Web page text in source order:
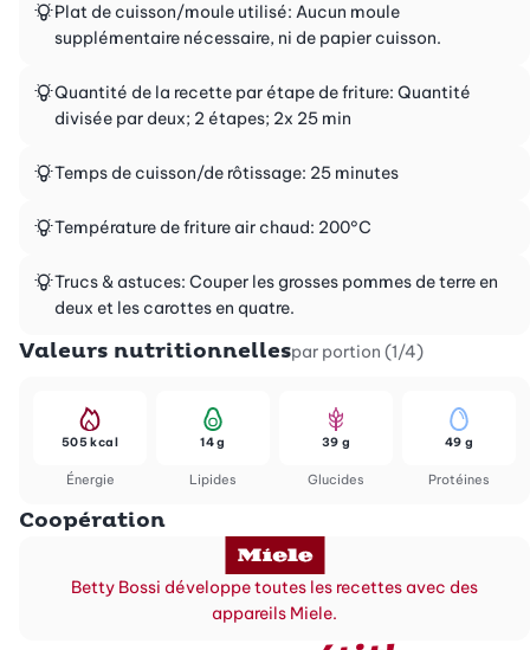
Plat de cuisson/moule utilisé: Aucun moule
supplémentaire nécessaire, ni de papier cuisson.
Quantité de la recette par étape de friture: Quantité
divisée par deux; 2 étapes; 2x 25 min
Temps de cuisson/de rôtissage: 25 minutes
Température de friture air chaud: 200°C
Trucs & astuces: Couper les grosses pommes de terre en
deux et les carottes en quatre.
Valeurs nutritionnellespar portion (1/4)
Énergie
505 kcal
Lipides
14 g
Glucides
39 g
Protéines
49 g
Coopération
Betty Bossi développe toutes les recettes avec des
appareils Miele.